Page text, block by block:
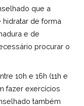
que a
de forma
e de
procurar o
10h e 16h (11h e
fazer exercícios
também